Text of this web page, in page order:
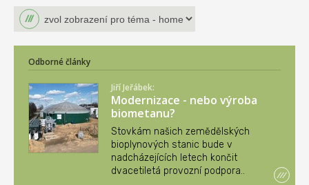
Odborné články
Jiří Jeřábek:
Modernizace - nebo výroba
biometanu?
Stovkám našich zemědělských
bioplynových stanic bude v
nadcházejících letech končit
dvacetiletá provozní podpora..